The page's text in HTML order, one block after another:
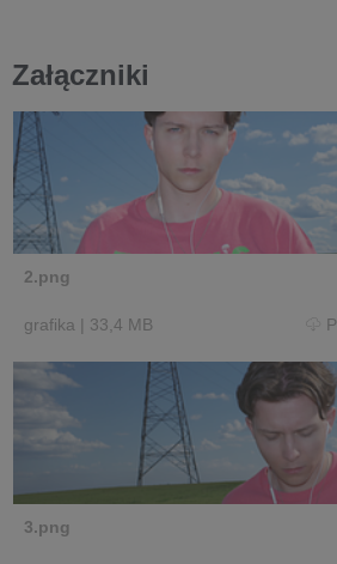
Załączniki
2.png
grafika | 33,4 MB
3.png